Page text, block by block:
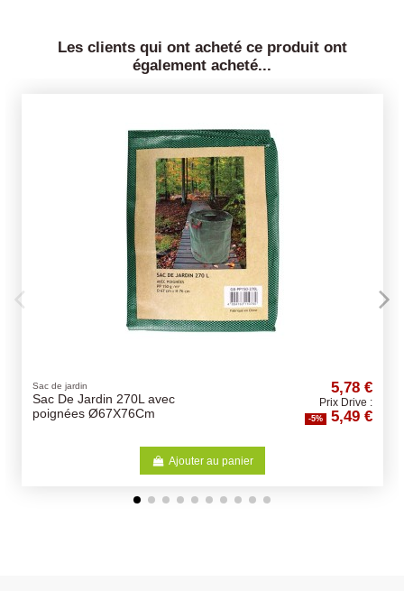
Les clients qui ont acheté ce produit ont
également acheté...
avec
Pipettes VETOpure
antiparasitaires -
Choix